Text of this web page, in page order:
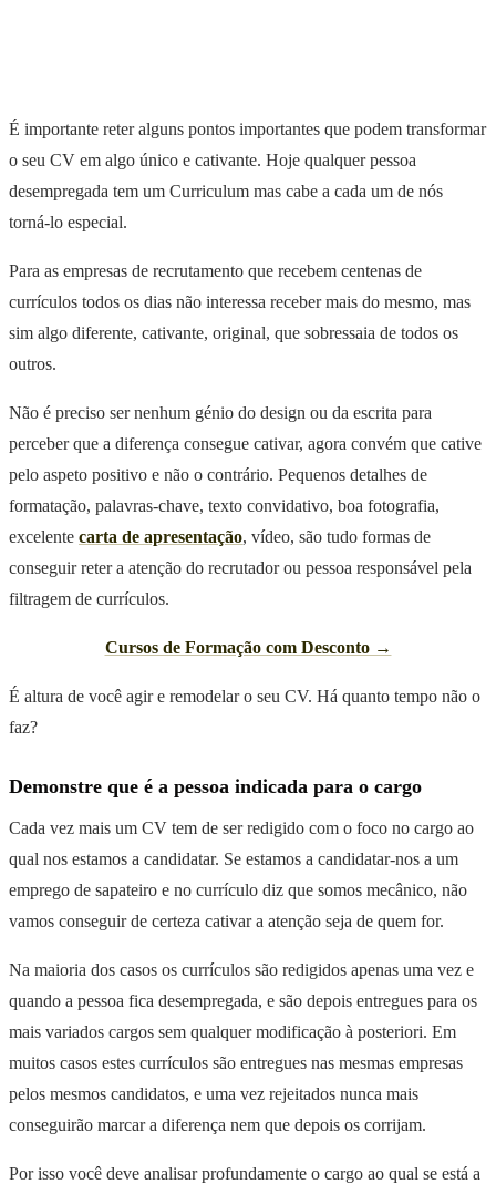
É importante reter alguns pontos importantes que podem transformar
o seu CV em algo único e cativante. Hoje qualquer pessoa
desempregada tem um Curriculum mas cabe a cada um de nós
torná-lo especial.
Para as empresas de recrutamento que recebem centenas de
currículos todos os dias não interessa receber mais do mesmo, mas
sim algo diferente, cativante, original, que sobressaia de todos os
outros.
Não é preciso ser nenhum génio do design ou da escrita para
perceber que a diferença consegue cativar, agora convém que cative
pelo aspeto positivo e não o contrário. Pequenos detalhes de
formatação, palavras-chave, texto convidativo, boa fotografia,
excelente carta de apresentação, vídeo, são tudo formas de
conseguir reter a atenção do recrutador ou pessoa responsável pela
filtragem de currículos.
Cursos de Formação com Desconto →
É altura de você agir e remodelar o seu CV. Há quanto tempo não o
faz?
Demonstre que é a pessoa indicada para o cargo
Cada vez mais um CV tem de ser redigido com o foco no cargo ao
qual nos estamos a candidatar. Se estamos a candidatar-nos a um
emprego de sapateiro e no currículo diz que somos mecânico, não
vamos conseguir de certeza cativar a atenção seja de quem for.
Na maioria dos casos os currículos são redigidos apenas uma vez e
quando a pessoa fica desempregada, e são depois entregues para os
mais variados cargos sem qualquer modificação à posteriori. Em
muitos casos estes currículos são entregues nas mesmas empresas
pelos mesmos candidatos, e uma vez rejeitados nunca mais
conseguirão marcar a diferença nem que depois os corrijam.
Por isso você deve analisar profundamente o cargo ao qual se está a